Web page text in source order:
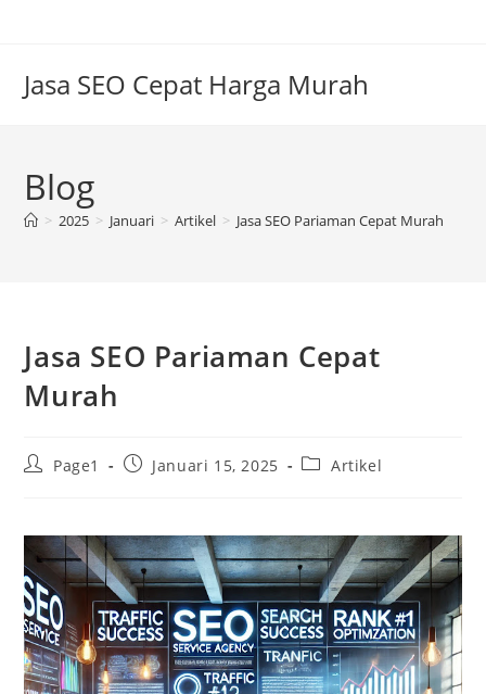
Jasa SEO Cepat Harga Murah
Blog
> 2025 > Januari > Artikel > Jasa SEO Pariaman Cepat Murah
Jasa SEO Pariaman Cepat
Murah
PostPage1
PostJanuari 15, 2025
PostArtikel